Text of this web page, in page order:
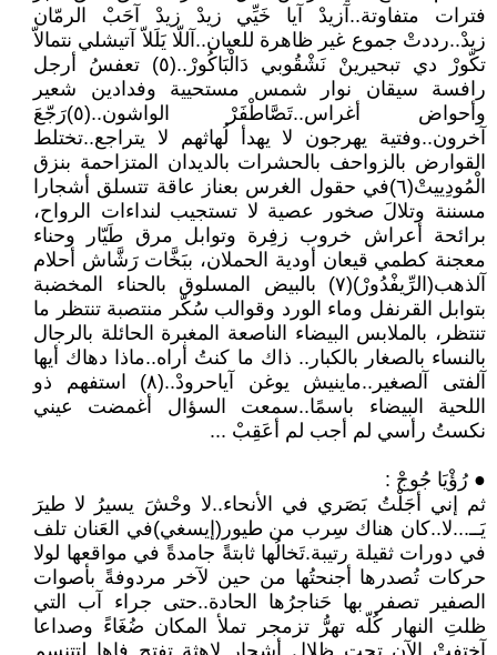
فترات متفاوتة..آزيدْ آيا خَيِّي زيدْ زيدْ آحَبْ الرمّان
زيدْ..رددتْ جموع غير ظاهرة للعيان..آللّا يَلَلاّ آتيشلي نتمالاّ
تكّورْ دي تبحيرينْ نَشْقُوبي دَالْبَاكُورْ..(٥) تعفسُ أرجل
رافسة سيقان نوار شمس مستحيية وفدادين شعير
وأحواض أغراس..تَصَّاطْفَرْ الواشون..(٥)رَجّعَ
آخرون..وفتية يهرجون لا يهدأ لُهاثهم لا يتراجع..تختلط
القوارض بالزواحف بالحشرات بالديدان المتزاحمة بنزق
الْمُودِييتْ(٦)في حقول الغرس بعناز عاقة تتسلق أشجارا
مسننة وتلالَ صخور عصية لا تستجيب لنداءات الرواح،
برائحة أعراش خروب زفِرة وتوابل مرق طَيّار وحناء
معجنة كطمي قيعان أودية الحملان، ببَخَّات رَشَّاش أحلام
آلذهب(الرِّيفْدُورْ)(٧) بالبيض المسلوق بالحناء المخضبة
بتوابل القرنفل وماء الورد وقوالب سُكّر منتصبة تنتظر ما
تنتظر، بالملابس البيضاء الناصعة المغبرة الحائلة بالرجال
بالنساء بالصغار بالكبار.. ذاك ما كنتُ أراه..ماذا دهاك أيها
آلفتى آلصغير..ماينيش يوغن آياحرودْ..(٨) استفهم ذو
اللحية البيضاء باسمًا..سمعت السؤال أغمضت عيني
نكستُ رأسي لم أجب لم أعَقِبْ ...
● رُؤْيَا جُوجْ :
ثم إني أجَلْتُ بَصَري في الأنحاء..لا وحْشَ يسيرُ لا طيرَ
يَــ...لا..كان هناك سِرب من طيور(إيسغي)في العَنان تلف
في دورات ثقيلة رتيبة.تَخالُها ثابتةً جامدةً في مواقعها لولا
حركات تُصدرها أجنحتُها من حين لآخر مردوفةً بأصوات
الصفير تصفر بها حَناجرُها الحادة..حتى جراء آب التي
ظلتِ النهار كُلّه تهرُّ تزمجر تملأ المكان ضُغَاءً وصداعا